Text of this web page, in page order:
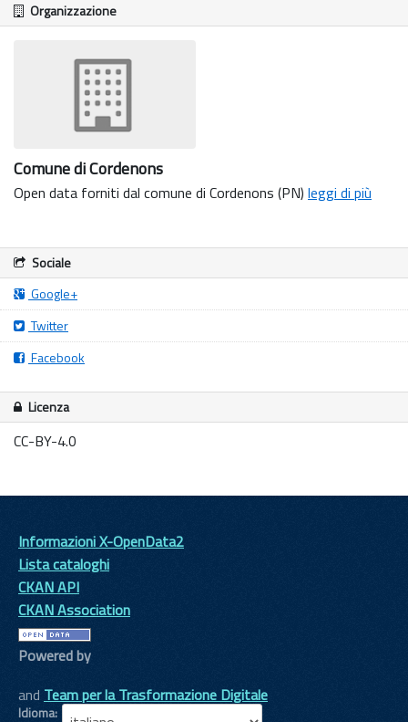
Organizzazione
Comune di Cordenons
Open data forniti dal comune di Cordenons (PN) leggi di più
Sociale
Google+
Twitter
Facebook
Licenza
CC-BY-4.0
Informazioni X-OpenData2
Lista cataloghi
CKAN API
CKAN Association
Powered by
and Team per la Trasformazione Digitale
Idioma